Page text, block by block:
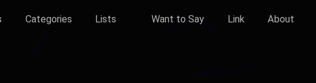
Categories Lists Want to Say Link About